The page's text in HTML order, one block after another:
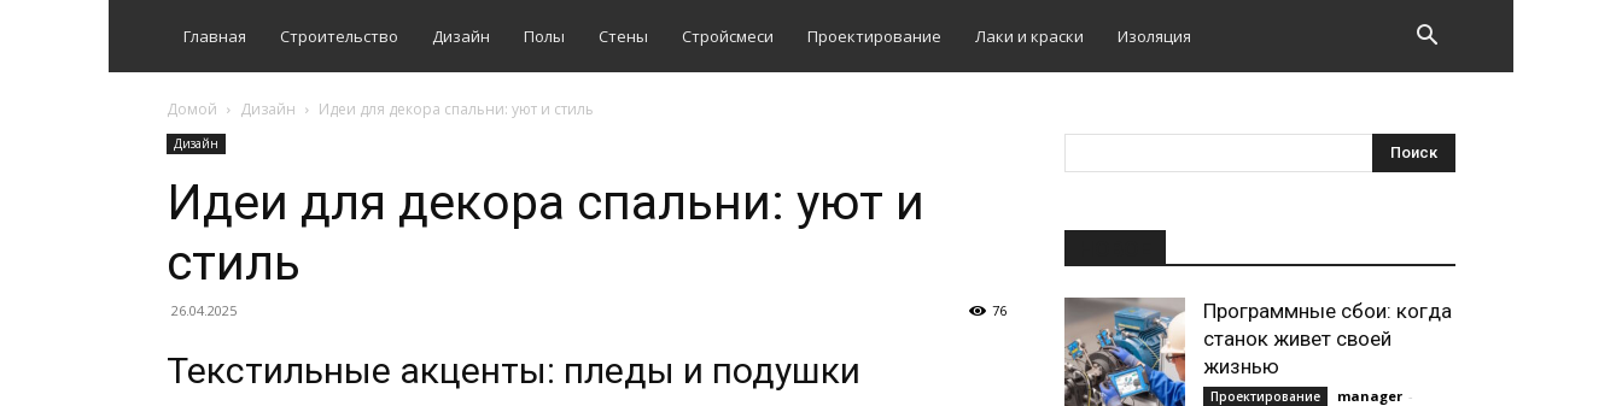
Главная Строительство Дизайн Полы Стены Стройсмеси Проектирование Лаки и краски Изоляция
Домой Дизайн Идеи для декора спальни: уют и стиль
Дизайн
Идеи для декора спальни: уют и
стиль
26.04.2025 76
Текстильные акценты: пледы и подушки
Программные сбои: когда
станок живет своей
жизнью
Проектирование manager -